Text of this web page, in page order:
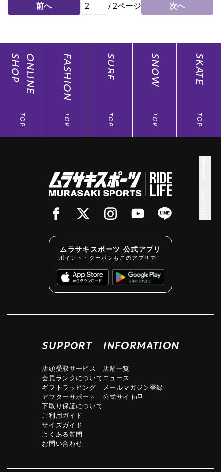
前へ /2ページ 次へ
ONLINE
SHOP
TOP
FASHION
TOP
SURF
TOP
SNOW
TOP
SKATE
TOP
ムラサキスポーツ 公式アプリ
ポイント・クーポンもこのアプリで！
SUPPORT
店頭受取サービス
会員ランクについて
ギフトラッピング
アフターサポート
下取り保証について
ご利用ガイド
サイズガイド
よくある質問
お問い合わせ
INFORMATION
店舗一覧
ニュース
メールマガジン登録
公式サイト